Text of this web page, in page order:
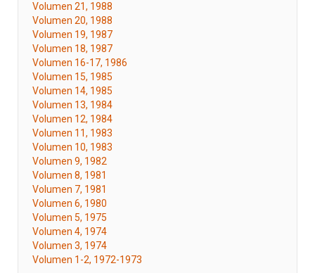
Volumen 21, 1988
Volumen 20, 1988
Volumen 19, 1987
Volumen 18, 1987
Volumen 16-17, 1986
Volumen 15, 1985
Volumen 14, 1985
Volumen 13, 1984
Volumen 12, 1984
Volumen 11, 1983
Volumen 10, 1983
Volumen 9, 1982
Volumen 8, 1981
Volumen 7, 1981
Volumen 6, 1980
Volumen 5, 1975
Volumen 4, 1974
Volumen 3, 1974
Volumen 1-2, 1972-1973